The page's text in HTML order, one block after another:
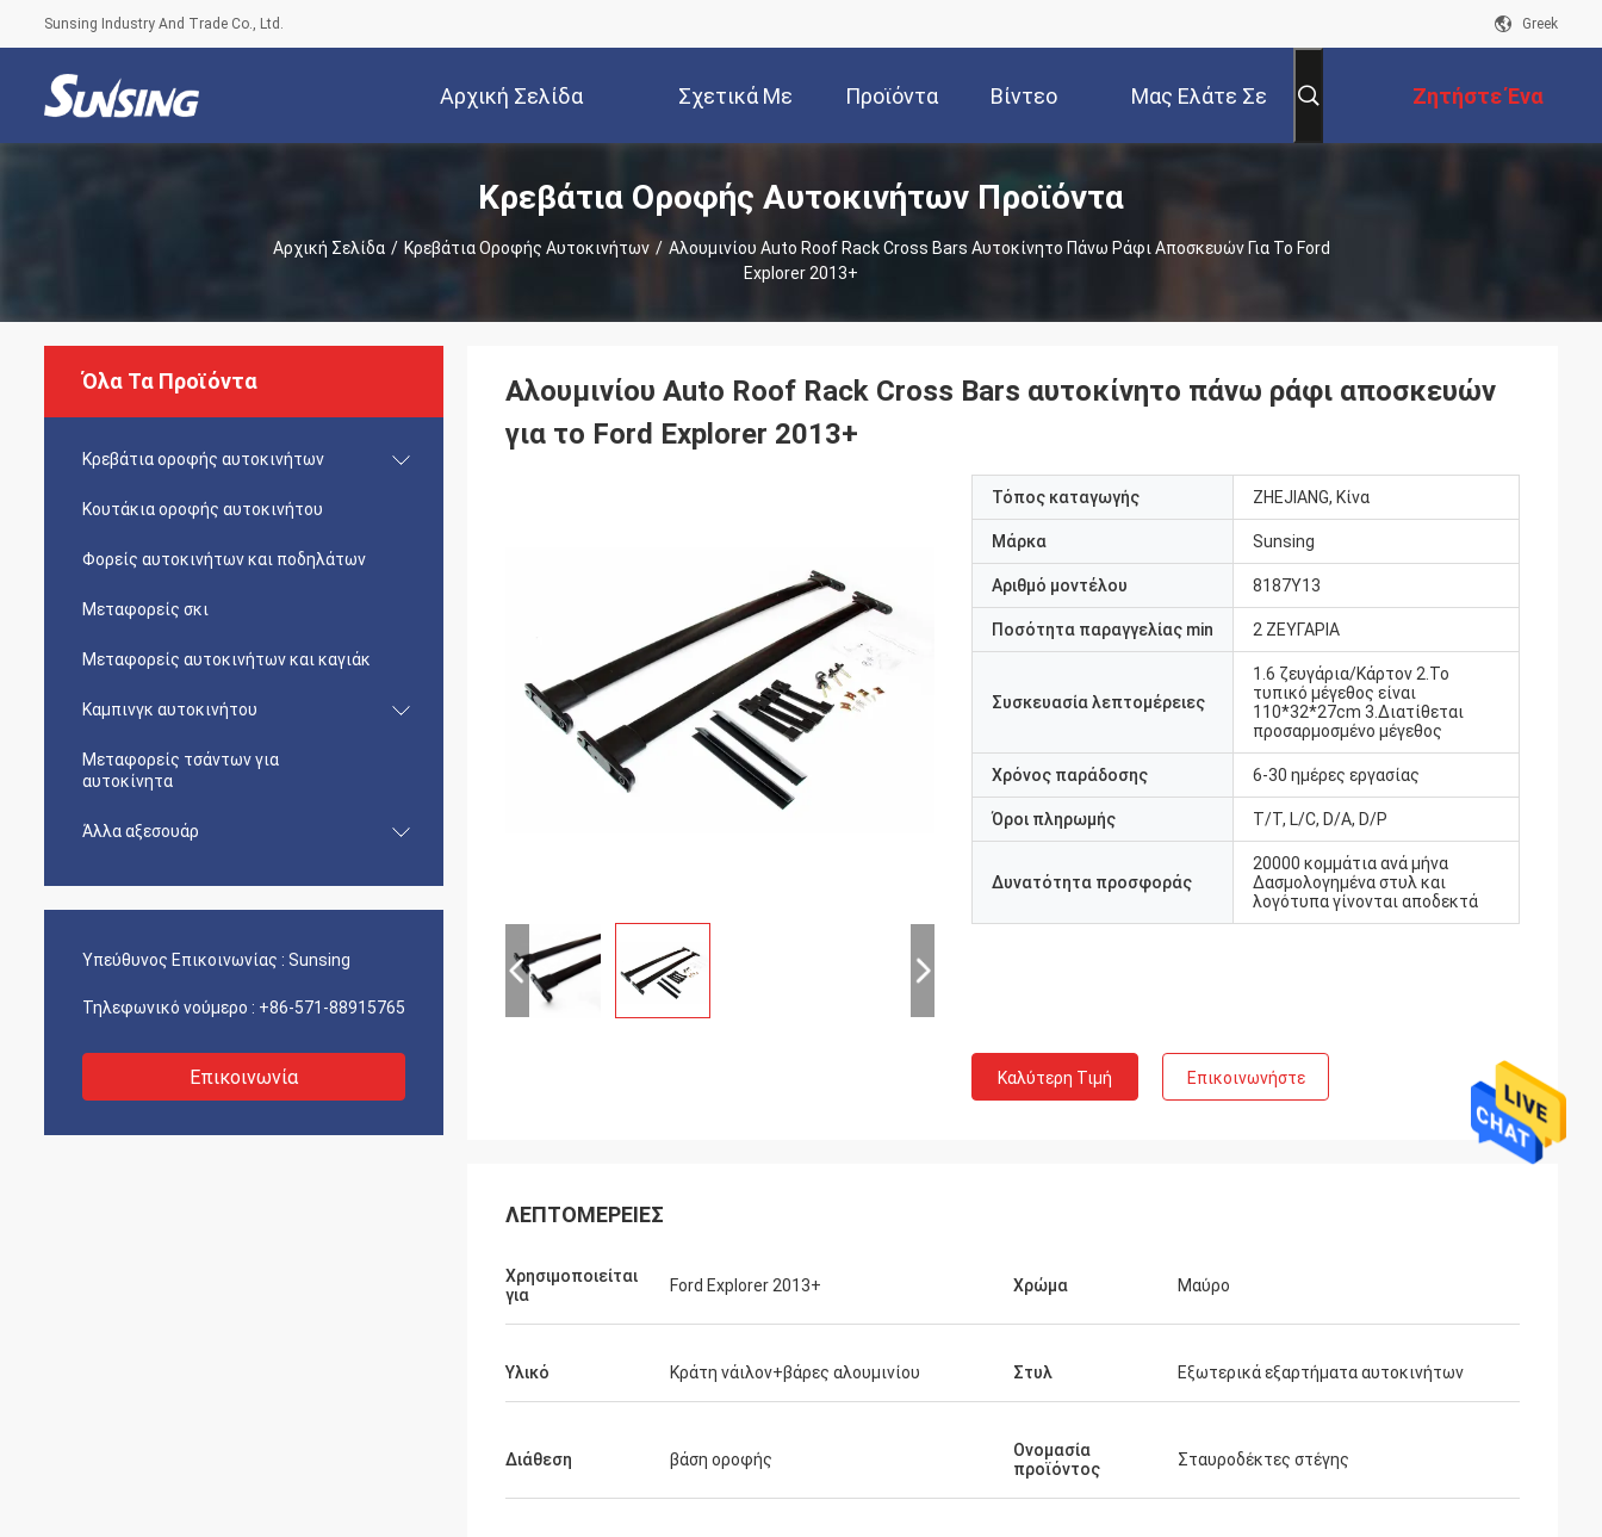
Sunsing Industry And Trade Co., Ltd. Greek
Αρχική Σελίδα Σχετικά Με
Εμάς
Προϊόντα Βίντεο Μας Ελάτε Σε Ζητήστε Ένα
Απόσπασμα
Κρεβάτια Οροφής Αυτοκινήτων Προϊόντα
Αρχική Σελίδα / Κρεβάτια Οροφής Αυτοκινήτων / Αλουμινίου Auto Roof Rack Cross Bars Αυτοκίνητο Πάνω Ράφι Αποσκευών Για Το Ford
Explorer 2013+
Όλα Τα Προϊόντα
Κρεβάτια οροφής αυτοκινήτων
Κουτάκια οροφής αυτοκινήτου
Φορείς αυτοκινήτων και ποδηλάτων
Μεταφορείς σκι
Μεταφορείς αυτοκινήτων και καγιάκ
Καμπινγκ αυτοκινήτου
Μεταφορείς τσάντων για
αυτοκίνητα
Άλλα αξεσουάρ
Υπεύθυνος Επικοινωνίας : Sunsing
Τηλεφωνικό νούμερο : +86-571-88915765
Επικοινωνία
Αλουμινίου Auto Roof Rack Cross Bars αυτοκίνητο πάνω ράφι αποσκευών
για το Ford Explorer 2013+
Τόπος καταγωγής ZHEJIANG, Κίνα
Μάρκα Sunsing
Αριθμό μοντέλου 8187Y13
Ποσότητα παραγγελίας min 2 ΖΕΥΓΑΡΙΑ
Συσκευασία λεπτομέρειες
1.6 ζευγάρια/Κάρτον 2.Το
τυπικό μέγεθος είναι
110*32*27cm 3.Διατίθεται
προσαρμοσμένο μέγεθος
Χρόνος παράδοσης 6-30 ημέρες εργασίας
Όροι πληρωμής Τ/Τ, L/C, D/A, D/P
Δυνατότητα προσφοράς
20000 κομμάτια ανά μήνα
Δασμολογημένα στυλ και
λογότυπα γίνονται αποδεκτά
Καλύτερη Τιμή Επικοινωνήστε
ΛΕΠΤΟΜΈΡΕΙΕΣ
Χρησιμοποιείται
για
Ford Explorer 2013+ Χρώμα Μαύρο
Υλικό Κράτη νάιλον+βάρες αλουμινίου Στυλ Εξωτερικά εξαρτήματα αυτοκινήτων
Διάθεση βάση οροφής
Ονομασία
προϊόντος
Σταυροδέκτες στέγης